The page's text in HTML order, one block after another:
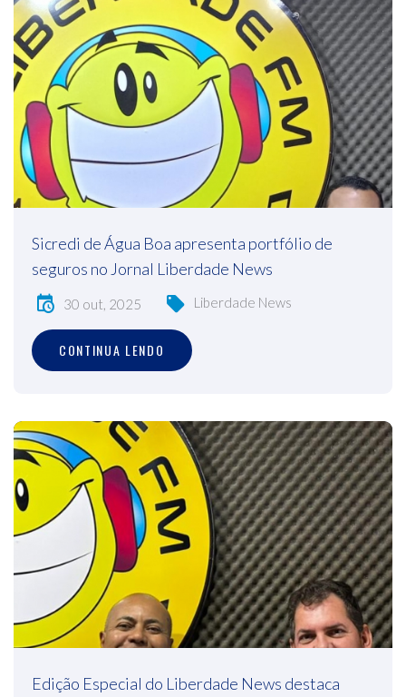
Sicredi de Água Boa apresenta portfólio de
seguros no Jornal Liberdade News
30 out, 2025 Liberdade News
CONTINUA LENDO
Edição Especial do Liberdade News destaca